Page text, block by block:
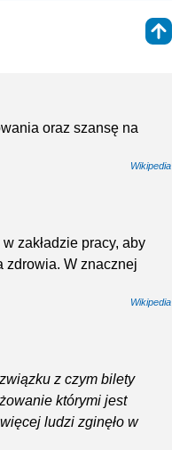
oraz szansę na
Wikipedia
zakładzie pracy, aby
zdrowia. W znacznej
Wikipedia
z czym bilety
którymi jest
ludzi zginęło w